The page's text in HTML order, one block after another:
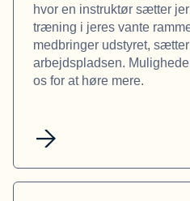
hvor en instruktør sætter
træning i jeres vante
medbringer udstyret,
arbejdspladsen.
os for at høre mere.